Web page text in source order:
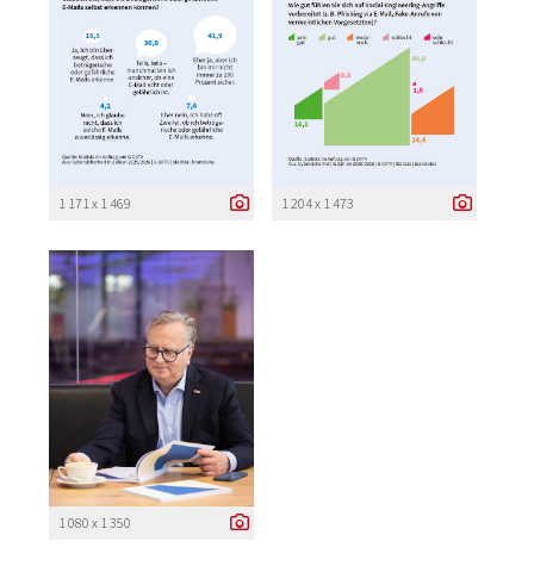
1 171 x 1 469 1 204 x 1 473
1 080 x 1 350